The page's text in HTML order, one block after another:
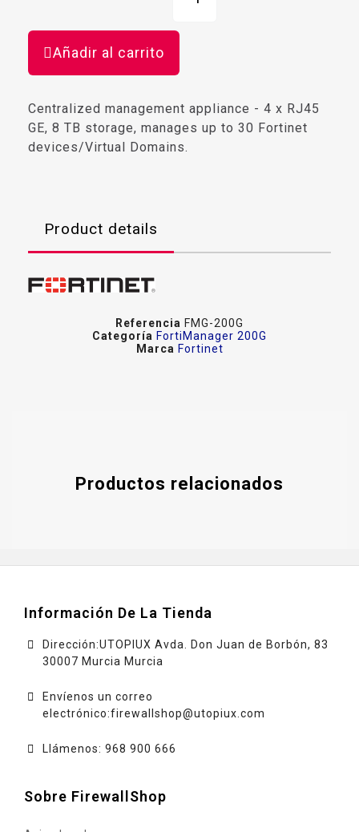
Añadir al carrito
Centralized management appliance - 4 x RJ45
GE, 8 TB storage, manages up to 30 Fortinet
devices/Virtual Domains.
Product details
Referencia FMG-200G
Categoría FortiManager 200G
Marca Fortinet
Productos relacionados
Información De La Tienda
Dirección:UTOPIUX Avda. Don Juan de Borbón, 83
30007 Murcia Murcia
Envíenos un correo
electrónico:firewallshop@utopiux.com
Llámenos: 968 900 666
Sobre FirewallShop